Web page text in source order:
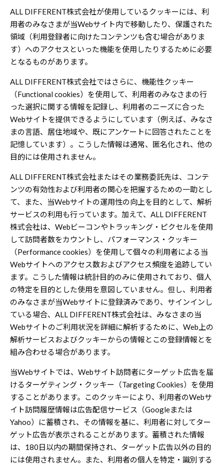
ALL DIFFERENT株式会社が使用しているクッキーには、利
用者のみなさまが当Webサイト内で移動したり、保護された
領域（利用登録者に向けたコンテンツも含む場合がありま
す）へのアクセスといった機能を使用したりするために必要
となるものがあります。
ALL DIFFERENT株式会社ではさらに、機能性クッキー
（Functional cookies）を使用して、利用者のみなさまの行
った選択に関する情報を記録し、利用者のニーズに合った
Webサイトを提供できるようにしています（例えば、みなさ
まの言語、居住地域や、既にアンケートに回答されたことを
記憶しています）。こうした情報は通常、匿名化され、他の
目的には使用されません。
ALL DIFFERENT株式会社またはその業務委託先は、コンテ
ンツの有効性および利用者の関心を把握するための一助とし
て、また、当Webサイトの運用性の向上を目的として、解析
サービスの利用も行っています。加えて、ALL DIFFERENT
株式会社は、Webビーコンやトラッキング・ピクセルを使用
して訪問者数をカウントし、パフォーマンス・クッキー
（Performance cookies）を使用して個々の利用者による当
Webサイトへのアクセス数およびアクセス頻度を追跡してい
ます。こうした情報は統計目的のみに使用されており、個人
の特定を目的とした使用を意図していません。但し、利用者
のみなさまが当Webサイトに登録済みであり、サインインし
ている場合、ALL DIFFERENT株式会社は、みなさまの当
Webサイトのご利用状況を詳細に解析するために、Web上の
解析サービスおよびクッキーからの情報とこの登録情報とを
組み合わせる場合があります。
当Webサイトでは、Webサイト訪問者にターゲット広告を届
けるターゲティング・クッキー（Targeting Cookies）を使用
することがあります。このクッキーにより、利用者のWebサ
イト訪問履歴情報は広告配信サービス（Googleまたは
Yahoo）に蓄積され、その情報を基に、利用者に対してター
ゲット広告が表示されることがあります。蓄積された情報
は、180日以内の期間保持され、ターゲット広告以外の目的
には使用されません。また、利用者の個人を特定・識別する